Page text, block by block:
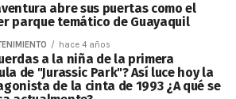
abre sus puertas como el
parque temático de Guayaquil
hace 4 años
a la niña de la primera
de "Jurassic Park"? Así luce hoy la
de la cinta de 1993 ¿A qué se